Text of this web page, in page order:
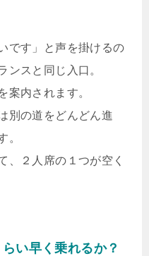
です」と声を掛けるの
ンスと同じ入口。
案内されます。
別の道をどんどん進
。
、２人席の１つが空く
い早く乗れるか？